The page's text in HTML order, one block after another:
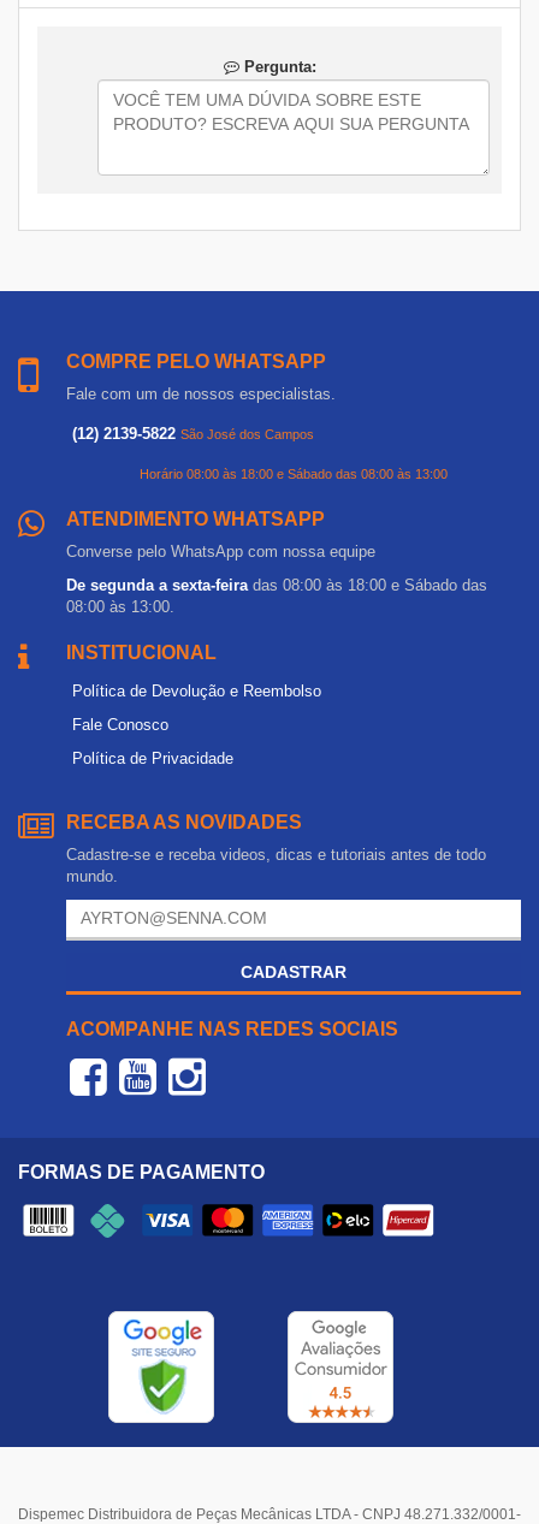
Pergunta:
COMPRE PELO WHATSAPP
Fale com um de nossos especialistas.
(12) 2139-5822 São José dos Campos
Horário 08:00 às 18:00 e Sábado das 08:00 às 13:00
ATENDIMENTO WHATSAPP
Converse pelo WhatsApp com nossa equipe
De segunda a sexta-feira das 08:00 às 18:00 e Sábado das
08:00 às 13:00.
INSTITUCIONAL
Política de Devolução e Reembolso
Fale Conosco
Política de Privacidade
RECEBA AS NOVIDADES
Cadastre-se e receba videos, dicas e tutoriais antes de todo
mundo.
CADASTRAR
ACOMPANHE NAS REDES SOCIAIS
FORMAS DE PAGAMENTO
Dispemec Distribuidora de Peças Mecânicas LTDA - CNPJ 48.271.332/0001-